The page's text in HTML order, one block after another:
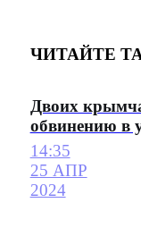
ЧИТАЙТЕ
Двоих
обвинению в
14:35
25 АПР
2024